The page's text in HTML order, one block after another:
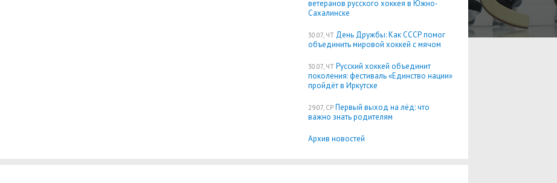
ветеранов русского хоккея в Южно-
Сахалинске
30.07, ЧТ День Дружбы: Как СССР помог
объединить мировой хоккей с мячом
30.07, ЧТ Русский хоккей объединит
поколения: фестиваль «Единство нации»
пройдёт в Иркутске
29.07, СР Первый выход на лёд: что
важно знать родителям
Архив новостей